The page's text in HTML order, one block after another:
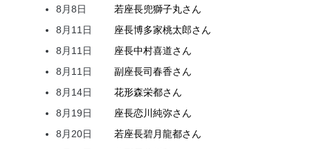
8月8日
若座長兜獅子丸さん
8月11日
座長博多家桃太郎さん
8月11日
座長中村喜道さん
8月11日
副座長司春香さん
8月14日
花形森栄都さん
8月19日
座長恋川純弥さん
8月20日
若座長碧月龍都さん